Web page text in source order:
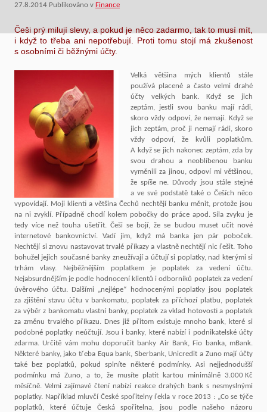
27.8.2014Publikováno v Finance
Češi prý milují slevy, a pokud je něco zadarmo, tak to musí mít,
i když to třeba ani nepotřebují. Proti tomu stojí má zkušenost
s osobními či běžnými účty.
Velká většina mých klientů stále
používá placené a často velmi drahé
účty velkých bank. Když se jich
zeptám, jestli svou banku mají rádi,
skoro vždy odpoví, že nemají. Když se
jich zeptám, proč ji nemají rádi, skoro
vždy odpoví, že kvůli poplatkům.
A když se jich nakonec zeptám, zda by
svou drahou a neoblíbenou banku
vyměnili za jinou, odpoví mi většinou,
že spíše ne. Důvody jsou stále stejné
a ve své podstatě také o Češích něco
vypovídají. Moji klienti a většina Čechů nechtějí banku měnit, protože jsou
na ni zvyklí. Případně chodí kolem pobočky do práce apod. Síla zvyku je
tedy více než touha ušetřit. Češi se bojí, že se budou muset učit nové
internetové bankovnictví. Vadí jim, když má banka jen pár poboček.
Nechtějí si znovu nastavovat trvalé příkazy a vlastně nechtějí nic řešit. Toho
bohužel jejich současné banky zneužívají a účtují si poplatky, nad kterými si
trhám vlasy. Nejběžnějším poplatkem je poplatek za vedení účtu.
Nejabsurdnějším je podle hodnocení klientů i odborníků poplatek za vedení
úvěrového účtu. Dalšími „nejlépe“ hodnocenými poplatky jsou poplatek
za zjištění stavu účtu v bankomatu, poplatek za příchozí platbu, poplatek
za výběr z bankomatu vlastní banky, poplatek za vklad hotovosti a poplatek
za změnu trvalého příkazu. Dnes již přitom existuje mnoho bank, které si
podobné poplatky neúčtují. Jsou i banky, které nabízí i podnikatelské účty
zdarma. Určitě vám mohu doporučit banky Air Bank, Fio banka, mBank.
Některé banky, jako třeba Equa bank, Sberbank, Unicredit a Zuno mají účty
také bez poplatků, pokud splníte některé podmínky. Asi nejjednodušší
podmínku má Zuno, a to, že musíte platit kartou minimálně 3.000 Kč
měsíčně. Velmi zajímavé čtení nabízí reakce drahých bank s nesmyslnými
poplatky. Například mluvčí České spořitelny řekla v roce 2013 : „Co se týče
poplatků, které účtuje Česká spořitelna, jsou podle našeho názoru